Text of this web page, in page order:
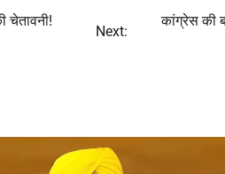
चेतावनी!
Next:
कांग्रेस की